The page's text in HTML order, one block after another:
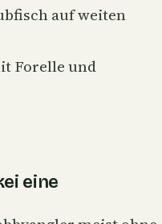
auf weiten
Forelle und
eine